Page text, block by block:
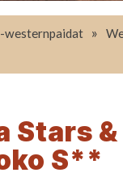
westernpaidat »
Stars
S**